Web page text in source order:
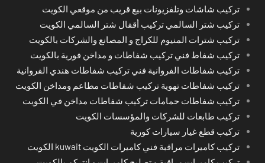
تركيب شاشات وتلفزيونات بيع قريب من موقعي الكويت
تركيب شتر السالمي تركيب أقفال شتر السالمي الكويت
تركيب شترات المنيوم للكراج و المصانع والشركات بالكويت
تركيب شفاط فني تركيب شفاطات و مداخن فورية بالكويت
تركيب شفاطات الفروانية فني تركيب شفاطات هندي الفروانية
تركيب شفاطات تهوية تركيب شفاطات مطاعم ومداخن الكويت
تركيب شفاطات حمامات تركيب شفاطات مداخن في الكويت
تركيب طابعات للشركات والمؤسسات الكويت
تركيب قطع غيار سيارات كورية
تركيب كاميرات مراقبة فني كاميرات الكويت kuwait الكويت